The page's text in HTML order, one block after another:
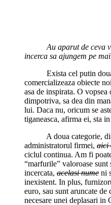
Au aparut de ceva
incerca sa ajungem pe
Exista cel putin
comercializeaza obiecte
asa de inspirata. O
dimpotriva, sa dea din
lui. Daca nu, oricum se
tiganeasca, afirma ei, sta
A doua categorie,
administratorul firmei, aici
ciclul continua. Am fi
“marfurile” valoroase
incercata, acelasi nume ni
inexistent. In plus,
euro, sau sunt aruncate
necesare unei deplasari in